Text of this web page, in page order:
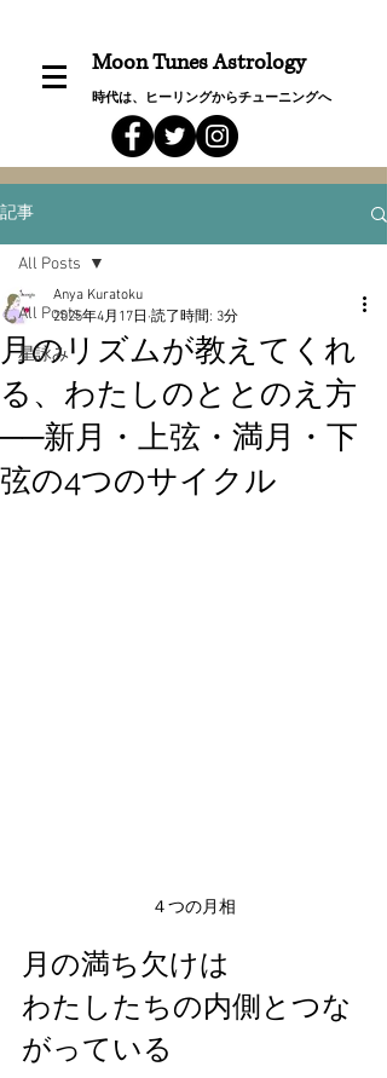
Moon Tunes Astrology
時代は、ヒーリングからチューニングへ
記事
All Posts
星詠み
All Posts
月のリズムが教えてくれ
る、わたしのととのえ方
──新月・上弦・満月・下
弦の4つのサイクル
Anya Kuratoku
2025年4月17日 読了時間: 3分
４つの月相
月の満ち欠けは
わたしたちの内側とつな
がっている